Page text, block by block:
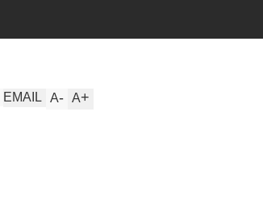
A+
A-
EMAIL